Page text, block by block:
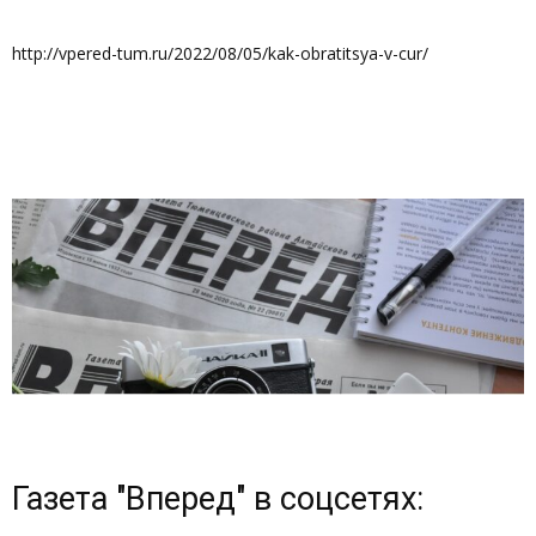
http://vpered-tum.ru/2022/08/05/kak-obratitsya-v-cur/
Газета "Вперед" в соцсетях: